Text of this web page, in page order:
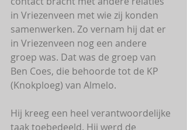
in Vriezenveen met wie zij konden
samenwerken. Zo vernam hij dat er
in Vriezenveen nog een andere
groep was. Dat was de groep van
Ben Coes, die behoorde tot de KP
(Knokploeg) van Almelo.
Hij kreeg een heel verantwoordelijke
taak toebedeeld. Hij werd de